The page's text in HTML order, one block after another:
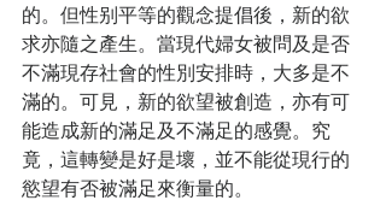
的。但性别平等的觀念提倡後，新的欲
求亦隨之產生。當現代婦女被問及是否
不滿現存社會的性別安排時，大多是不
滿的。可見，新的欲望被創造，亦有可
能造成新的滿足及不滿足的感覺。究
竟，這轉變是好是壞，並不能從現行的
慾望有否被滿足來衡量的。